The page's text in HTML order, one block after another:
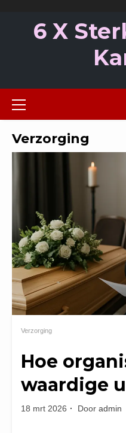
6 X
Primair
menu
Verzorging
Verzorging
Hoe
waardige
18 mrt 2026 Door admin